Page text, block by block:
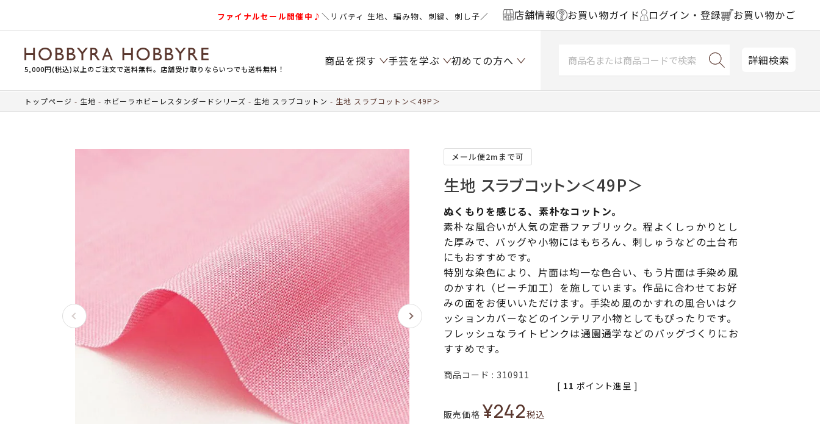
ファイナルセール開催中♪＼リバティ 生地、編み物、刺繍、刺し子／ 店舗情報 お買い物ガイド ログイン・登録 お買い物かご
5,000円(税込)以上のご注文で送料無料。店舗受け取りならいつでも送料無料！
商品を探す 手芸を学ぶ 初めての方へ 詳細検索
トップページ 生地 ホビーラホビーレスタンダードシリーズ 生地 スラブコットン 生地 スラブコットン＜49P＞
メール便2mまで可
生地 スラブコットン＜49P＞
ぬくもりを感じる、素朴なコットン。
素朴な風合いが人気の定番ファブリック。程よくしっかりとし
た厚みで、バッグや小物にはもちろん、刺しゅうなどの土台布
にもおすすめです。
特別な染色により、片面は均一な色合い、もう片面は手染め風
のかすれ（ピーチ加工）を施しています。作品に合わせてお好
みの面をお使いいただけます。手染め風のかすれの風合いはク
ッションカバーなどのインテリア小物としてもぴったりです。
フレッシュなライトピンクは通園通学などのバッグづくりにお
すすめです。
商品コード 310911
販売価格 ¥242税込
[ 11 ポイント進呈 ]